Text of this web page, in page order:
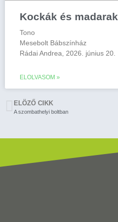
Kockák és madarak
Tono
Mesebolt Bábszínház
Rádai Andrea, 2026. június 20.
ELOLVASOM »
ELÖZŐ CIKK
A szombathelyi boltban